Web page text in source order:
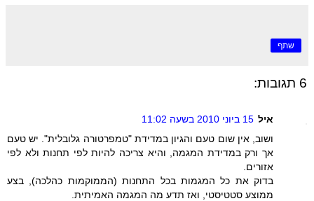
שתף
6 תגובות:
איל 15 ביוני 2010 בשעה 11:02
ושוב, אין שום טעם והגיון במדידת "טמפרטורה גלובלית". יש טעם
אך ורק במדידת המגמה, והיא צריכה להיות לפי תחנות ולא לפי
אזורים.
בדוק את כל המגמות בכל התחנות (הממוקמות כהלכה), בצע
ממוצע סטטיסטי, ואז תדע מה המגמה האמיתית.